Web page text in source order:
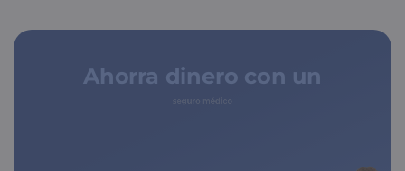
Ahorra dinero con un